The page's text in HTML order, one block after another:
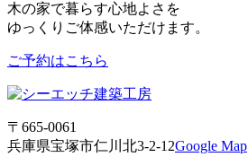
木の家で暮らす心地よさを
ゆっくりご体感いただけます。
ご予約はこちら
〒665-0061
兵庫県宝塚市仁川北3-2-12Google Map